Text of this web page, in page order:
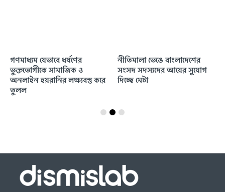
গণমাধ্যম যেভাবে ধর্ষণের
ভুক্তভোগীকে সামাজিক ও
অনলাইন হয়রানির লক্ষ্যবস্তু করে
তুলল
নীতিমালা ভেঙে বাংলাদেশের
সংসদ সদস্যদের আয়ের সুযোগ
দিচ্ছে মেটা